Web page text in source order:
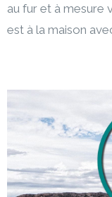
au fur et à mesure
est à la maison